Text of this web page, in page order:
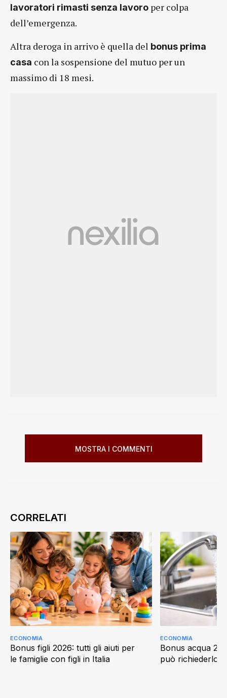
lavoratori rimasti senza lavoro per colpa
dell’emergenza.
Altra deroga in arrivo è quella del bonus prima
casa con la sospensione del mutuo per un
massimo di 18 mesi.
MOSTRA I COMMENTI
Bonus figli 2026: tutti gli aiuti per
le famiglie con figli in Italia
ECONOMIA
Bonus acqua
può richiederlo
ECONOMIA